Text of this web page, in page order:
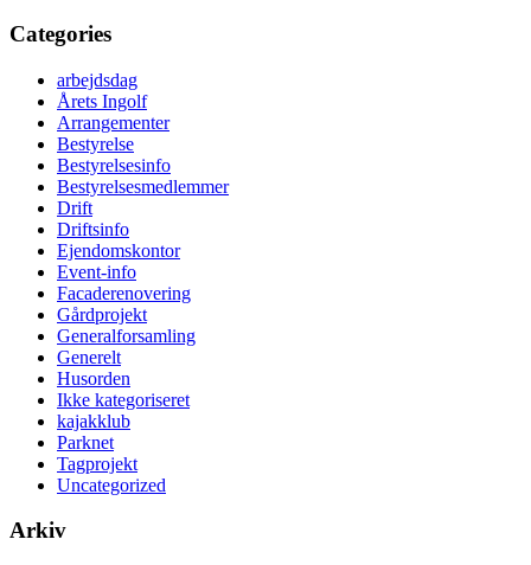
Categories
arbejdsdag
Årets Ingolf
Arrangementer
Bestyrelse
Bestyrelsesinfo
Bestyrelsesmedlemmer
Drift
Driftsinfo
Ejendomskontor
Event-info
Facaderenovering
Gårdprojekt
Generalforsamling
Generelt
Husorden
Ikke kategoriseret
kajakklub
Parknet
Tagprojekt
Uncategorized
Arkiv